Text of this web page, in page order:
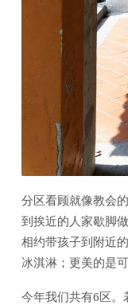
分区看顾就像教会
到挨近的人家歇脚
相约带孩子到附近
冰淇淋；更美的是
今年我们共有6区。